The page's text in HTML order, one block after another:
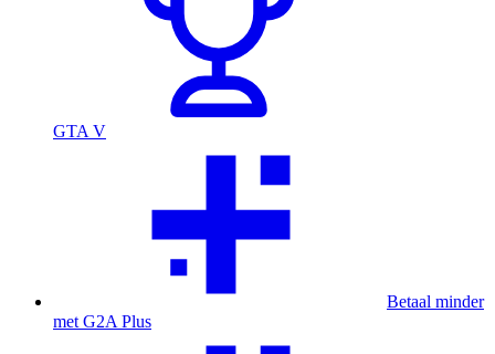
GTA V
Betaal minder
met G2A Plus